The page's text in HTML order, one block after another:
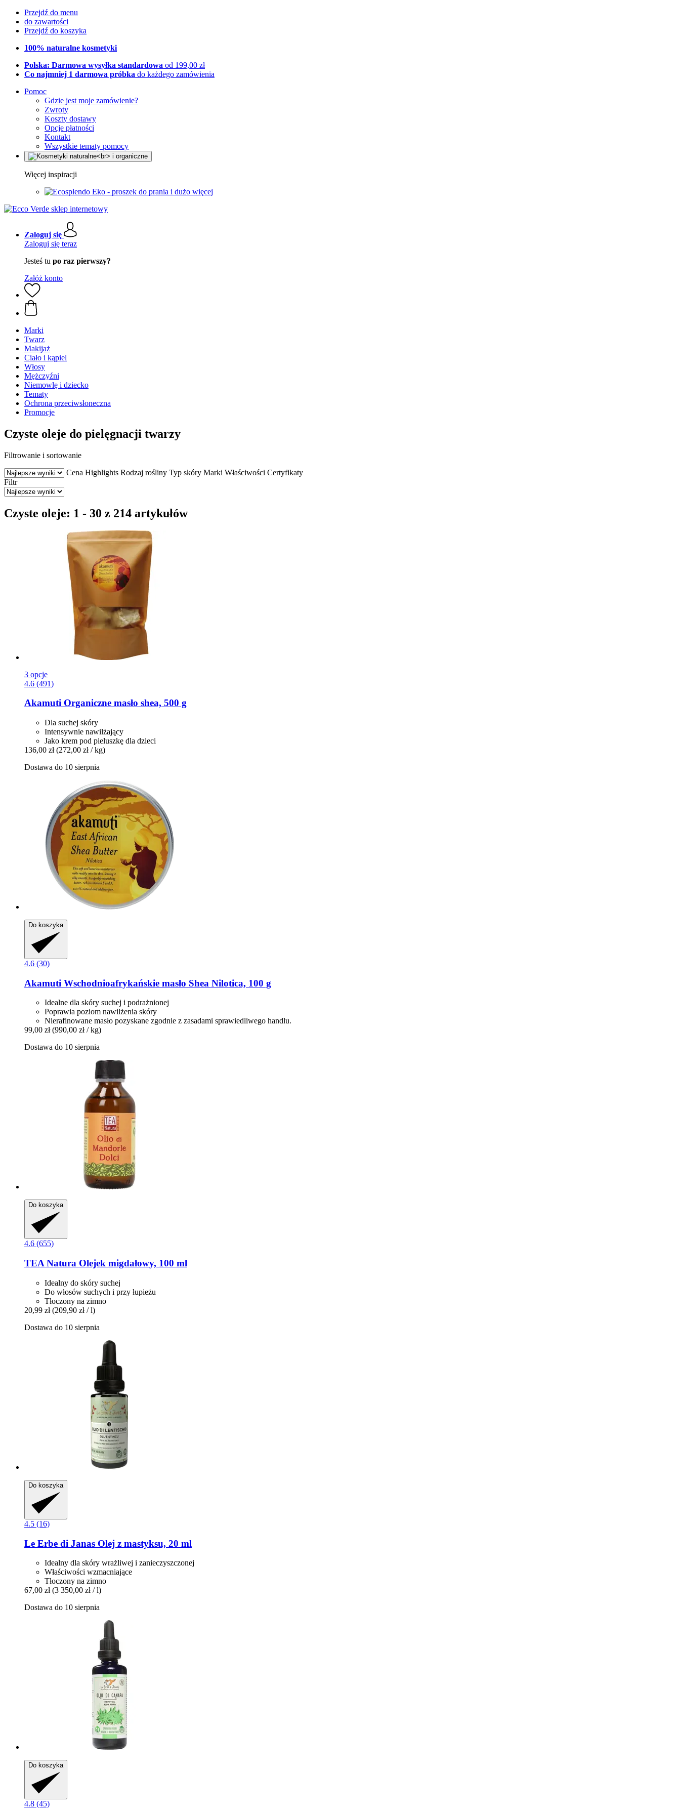
Przejdź do menu
do zawartości
Przejdź do koszyka
100% naturalne kosmetyki
Polska: Darmowa wysyłka standardowa od 199,00 zł
Co najmniej 1 darmowa próbka do każdego zamówienia
Pomoc
Gdzie jest moje zamówienie?
Zwroty
Koszty dostawy
Opcje płatności
Kontakt
Wszystkie tematy pomocy
Więcej inspiracji
Eko - proszek do prania i dużo więcej
Zaloguj się
Zaloguj się teraz
Jesteś tu po raz pierwszy?
Załóż konto
Marki
Twarz
Makijaż
Ciało i kąpiel
Włosy
Mężczyźni
Niemowlę i dziecko
Tematy
Ochrona przeciwsłoneczna
Promocje
Czyste oleje do pielęgnacji twarzy
Filtrowanie i sortowanie
Cena Highlights Rodzaj rośliny Typ skóry Marki Właściwości Certyfikaty
Filtr
Czyste oleje: 1 - 30 z 214 artykułów
3 opcje
4.6 (491)
Akamuti Organiczne masło shea, 500 g
Dla suchej skóry
Intensywnie nawilżający
Jako krem ​​pod pieluszkę dla dzieci
136,00 zł (272,00 zł / kg)
Dostawa do 10 sierpnia
Do koszyka
4.6 (30)
Akamuti Wschodnioafrykańskie masło Shea Nilotica, 100 g
Idealne dla skóry suchej i podrażnionej
Poprawia poziom nawilżenia skóry
Nierafinowane masło pozyskane zgodnie z zasadami sprawiedliwego handlu.
99,00 zł (990,00 zł / kg)
Dostawa do 10 sierpnia
Do koszyka
4.6 (655)
TEA Natura Olejek migdałowy, 100 ml
Idealny do skóry suchej
Do włosów suchych i przy łupieżu
Tłoczony na zimno
20,99 zł (209,90 zł / l)
Dostawa do 10 sierpnia
Do koszyka
4.5 (16)
Le Erbe di Janas Olej z mastyksu, 20 ml
Idealny dla skóry wrażliwej i zanieczyszczonej
Właściwości wzmacniające
Tłoczony na zimno
67,00 zł (3 350,00 zł / l)
Dostawa do 10 sierpnia
Do koszyka
4.8 (45)